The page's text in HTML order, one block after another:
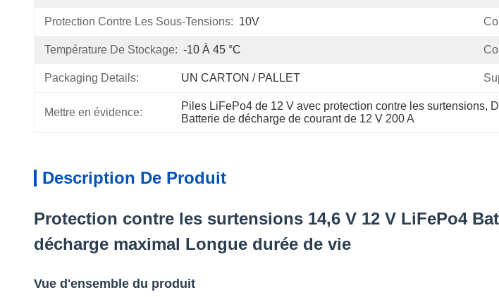
Protection Contre Les Sous-Tensions: 10V
Température De Stockage: -10 À 45 °C
Packaging Details: UN CARTON / PALLET
Mettre en évidence:
Piles LiFePo4 de 12 V avec protection contre les surtensions,
Batterie de décharge de courant de 12 V 200 A
Description De Produit
Protection contre les surtensions 14,6 V 12 V LiFePo4
décharge maximal Longue durée de vie
Vue d'ensemble du produit